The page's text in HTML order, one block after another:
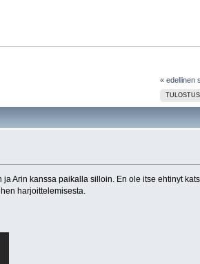
« edellinen
Arin kanssa paikalla silloin. En ole itse ehtinyt
harjoittelemisesta.